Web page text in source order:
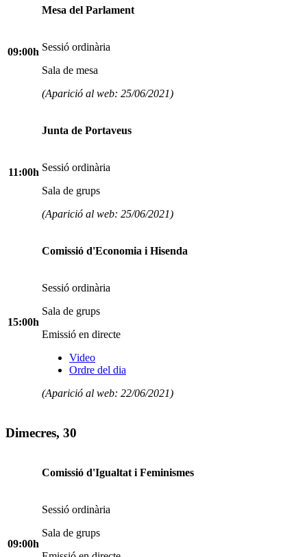
09:00h
Mesa del Parlament
Sessió ordinària
Sala de mesa
(Aparició al web: 25/06/2021)
11:00h
Junta de Portaveus
Sessió ordinària
Sala de grups
(Aparició al web: 25/06/2021)
15:00h
Comissió d'Economia i Hisenda
Sessió ordinària
Sala de grups
Emissió en directe
Video
Ordre del dia
(Aparició al web: 22/06/2021)
Dimecres, 30
09:00h
Comissió d'Igualtat i Feminismes
Sessió ordinària
Sala de grups